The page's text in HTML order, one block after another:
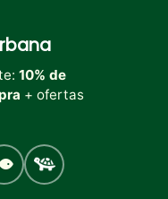
10% de
+ ofertas
PecesTortugas